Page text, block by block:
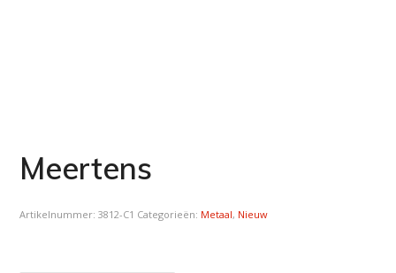
Meertens
Artikelnummer:3812-C1 Categorieën: Metaal, Nieuw